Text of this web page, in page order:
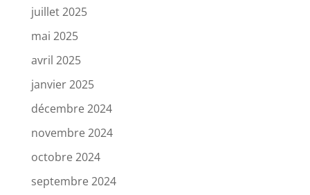
juillet 2025
mai 2025
avril 2025
janvier 2025
décembre 2024
novembre 2024
octobre 2024
septembre 2024